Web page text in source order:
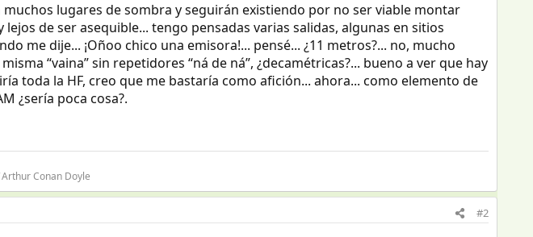
lugares de sombra y seguirán existiendo por no ser viable montar
de ser asequible... tengo pensadas varias salidas, algunas en sitios
me dije... ¡Oñoo chico una emisora!... pensé... ¿11 metros?... no, mucho
“vaina” sin repetidores “ná de ná”, ¿decamétricas?... bueno a ver que hay
toda la HF, creo que me bastaría como afición... ahora... como elemento de
¿sería poca cosa?.
Arthur Conan Doyle
#2